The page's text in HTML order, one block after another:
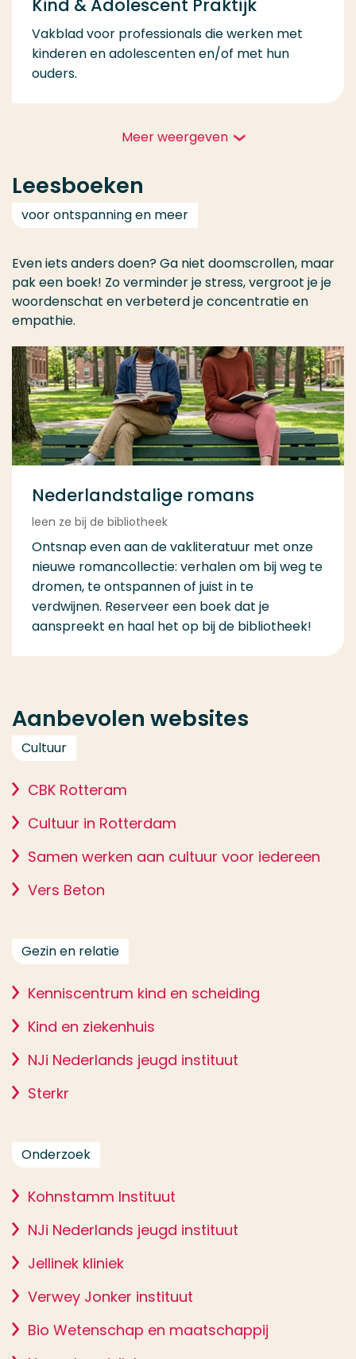
Kind & Adolescent Praktijk
Vakblad voor professionals die werken met
kinderen en adolescenten en/of met hun
ouders.
Meer weergeven
Leesboeken
voor ontspanning en meer
Even iets anders doen? Ga niet doomscrollen, maar
pak een boek! Zo verminder je stress, vergroot je je
woordenschat en verbeterd je concentratie en
empathie.
Nederlandstalige romans
leen ze bij de bibliotheek
Ontsnap even aan de vakliteratuur met onze
nieuwe romancollectie: verhalen om bij weg te
dromen, te ontspannen of juist in te
verdwijnen. Reserveer een boek dat je
aanspreekt en haal het op bij de bibliotheek!
Aanbevolen websites
Cultuur
CBK Rotteram
Cultuur in Rotterdam
Samen werken aan cultuur voor iedereen
Vers Beton
Gezin en relatie
Kenniscentrum kind en scheiding
Kind en ziekenhuis
NJi Nederlands jeugd instituut
Sterkr
Onderzoek
Kohnstamm Instituut
NJi Nederlands jeugd instituut
Jellinek kliniek
Verwey Jonker instituut
Bio Wetenschap en maatschappij